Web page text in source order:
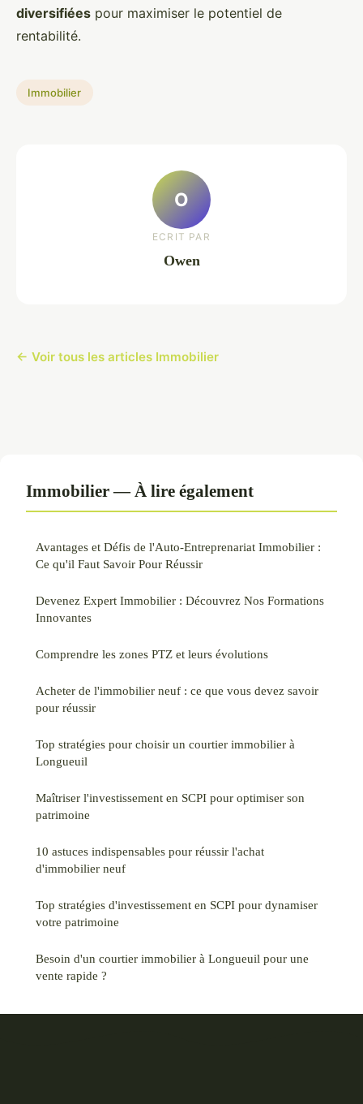
diversifiées pour maximiser le potentiel de
rentabilité.
Immobilier
O
ECRIT PAR
Owen
← Voir tous les articles Immobilier
Immobilier — À lire également
Avantages et Défis de l'Auto-Entreprenariat Immobilier :
Ce qu'il Faut Savoir Pour Réussir
Devenez Expert Immobilier : Découvrez Nos Formations
Innovantes
Comprendre les zones PTZ et leurs évolutions
Acheter de l'immobilier neuf : ce que vous devez savoir
pour réussir
Top stratégies pour choisir un courtier immobilier à
Longueuil
Maîtriser l'investissement en SCPI pour optimiser son
patrimoine
10 astuces indispensables pour réussir l'achat
d'immobilier neuf
Top stratégies d'investissement en SCPI pour dynamiser
votre patrimoine
Besoin d'un courtier immobilier à Longueuil pour une
vente rapide ?